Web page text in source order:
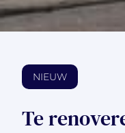
NIEUW
Te